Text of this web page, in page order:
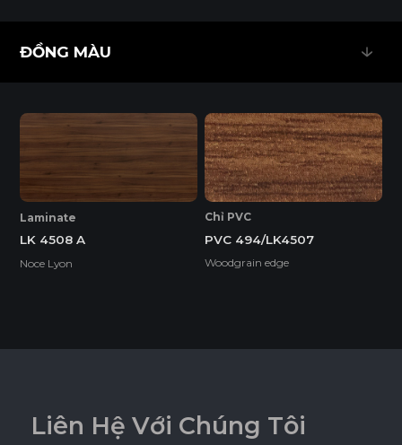
Độ Dày(mm)
1220*2440
1220*3050
ĐỒNG MÀU
Laminate
LK 4508 A
Noce Lyon
Chỉ PVC
PVC 494/LK4507
Woodgrain edge
Liên Hệ Với Chúng Tôi